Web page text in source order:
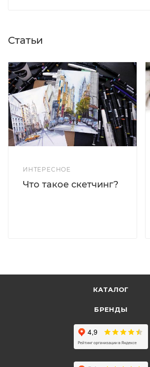
Статьи
ИНТЕРЕСНОЕ
Что такое скетчинг?
КАТАЛОГ
БРЕНДЫ